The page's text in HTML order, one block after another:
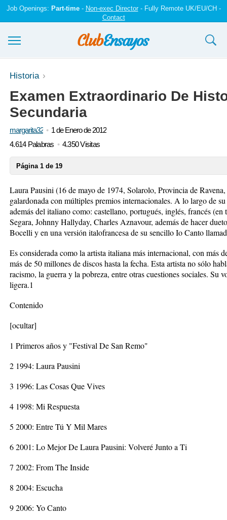
Job Openings: Part-time- Non-exec Director- Fully Remote UK/EU/CH -
Contact
Ensayos y trabajos
Registrarse
Iniciar sesión
Historia
Examen Extraordinario De
Secundaria
margarita32
1 de Enero de 2012
4.614 Palabras
4.350 Visitas
Página 1 de 19
Laura Pausini (16 de mayo de 1974, Solarolo, Provincia de
galardonada con múltiples premios internacionales. A lo largo de
además del italiano como: castellano, portugués, inglés, francés (en
Segara, Johnny Hallyday, Charles Aznavour, además de hacer
Bocelli y en una versión italofrancesa de su sencillo Io Canto
Es considerada como la artista italiana más internacional, con más
más de 50 millones de discos hasta la fecha. Esta artista no sólo
racismo, la guerra y la pobreza, entre otras cuestiones sociales. Su
ligera.1
Contenido
[ocultar]
1 Primeros años y "Festival De San Remo"
2 1994: Laura Pausini
3 1996: Las Cosas Que Vives
4 1998: Mi Respuesta
5 2000: Entre Tú Y Mil Mares
6 2001: Lo Mejor De Laura Pausini: Volveré Junto a Ti
7 2002: From The Inside
8 2004: Escucha
9 2006: Yo Canto